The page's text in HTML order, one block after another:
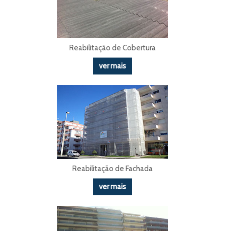
Reabilitação de Cobertura
ver mais
Reabilitação de Fachada
ver mais